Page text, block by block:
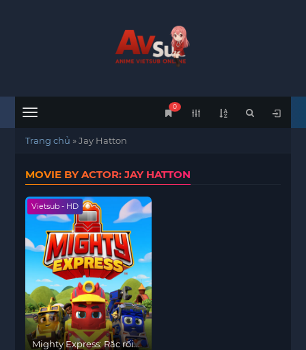
Menu
0
Trang chủ »Jay Hatton
MOVIE BY ACTOR: JAY HATTON
Vietsub - HD
Mighty Express: Rắc rối